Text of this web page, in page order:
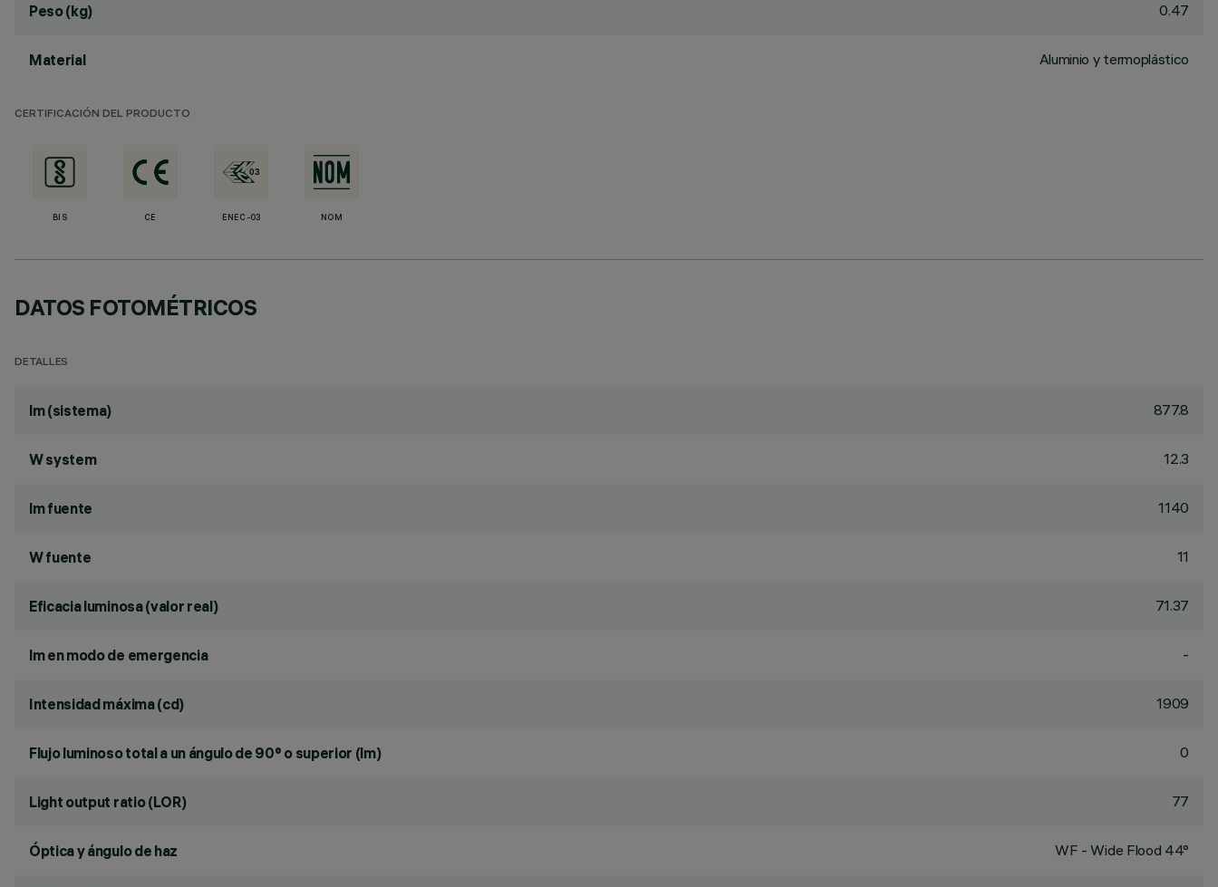
Peso (kg) 0.47
Material Aluminio y termoplástico
CERTIFICACIÓN DEL PRODUCTO
BIS CE ENEC-03 NOM
DATOS FOTOMÉTRICOS
DETALLES
lm (sistema) 877.8
W system 12.3
lm fuente 1140
W fuente 11
Eficacia luminosa (valor real) 71.37
lm en modo de emergencia -
Intensidad máxima (cd) 1909
Flujo luminoso total a un ángulo de 90° o superior (lm) 0
Light output ratio (LOR) 77
Óptica y ángulo de haz WF - Wide Flood 44°